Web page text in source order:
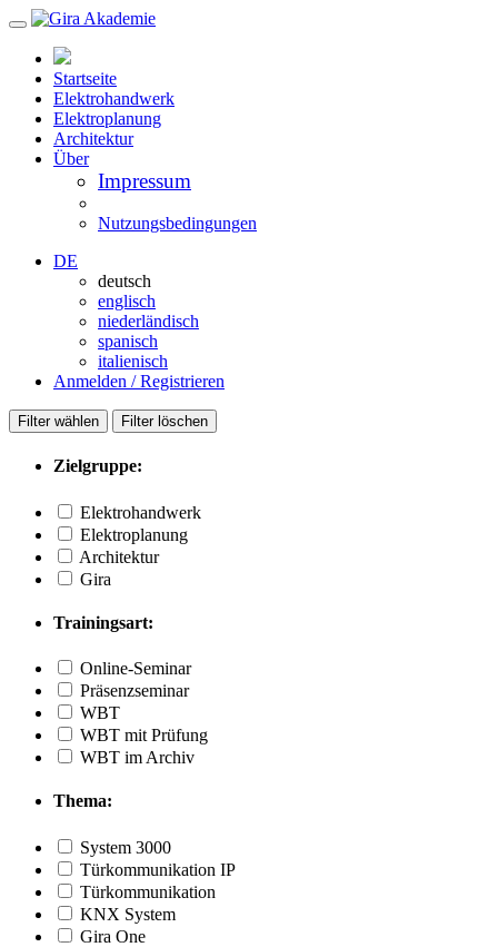
Startseite
Elektrohandwerk
Elektroplanung
Architektur
Über
Impressum
Nutzungsbedingungen
DE
deutsch
englisch
niederländisch
spanisch
italienisch
Anmelden / Registrieren
Filter wählen Filter löschen
Zielgruppe:
Elektrohandwerk
Elektroplanung
Architektur
Gira
Trainingsart:
Online-Seminar
Präsenzseminar
WBT
WBT mit Prüfung
WBT im Archiv
Thema:
System 3000
Türkommunikation IP
Türkommunikation
KNX System
Gira One